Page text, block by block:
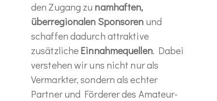
den Zugang zu namhaften,
überregionalen Sponsoren und
schaffen dadurch attraktive
zusätzlicheEinnahmequellen. Dabei
verstehen wir uns nicht nur als
Vermarkter, sondern als echter
Partner und Förderer des Amateur-